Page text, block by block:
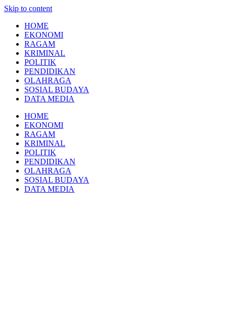
Skip to content
HOME
EKONOMI
RAGAM
KRIMINAL
POLITIK
PENDIDIKAN
OLAHRAGA
SOSIAL BUDAYA
DATA MEDIA
HOME
EKONOMI
RAGAM
KRIMINAL
POLITIK
PENDIDIKAN
OLAHRAGA
SOSIAL BUDAYA
DATA MEDIA